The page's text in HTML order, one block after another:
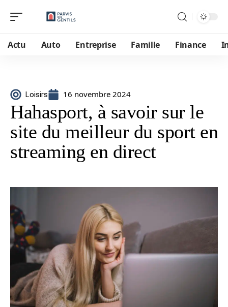
Actu Auto Entreprise Famille Finance
Loisirs 16 novembre 2024
Hahasport, à savoir sur le
site du meilleur du sport en
streaming en direct